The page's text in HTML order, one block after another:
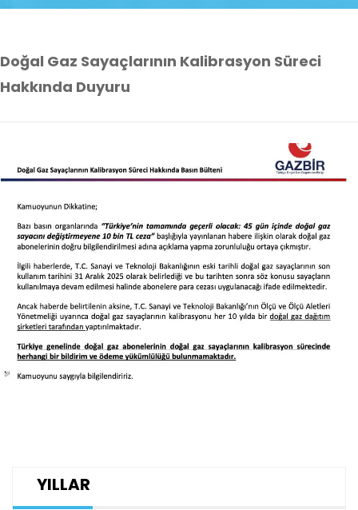
Doğal Gaz Sayaçlarının Kalibrasyon Süreci
Hakkında Duyuru
YILLAR